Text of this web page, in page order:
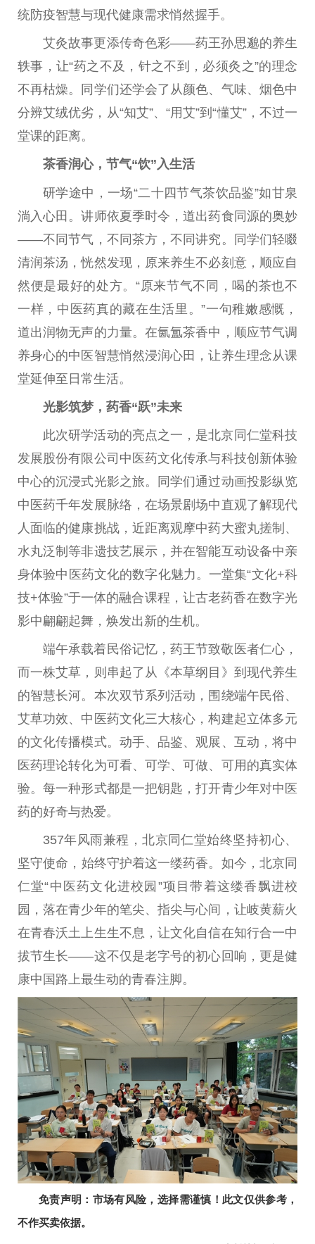
统防疫智慧与现代健康需求悄然握手。
艾灸故事更添传奇色彩——药王孙思邈的养生
轶事，让“药之不及，针之不到，必须灸之”的理念
不再枯燥。同学们还学会了从颜色、气味、 烟色中
分辨艾绒优劣，从“知艾”、“用艾”到“懂艾”，不过一
堂课的距离。
茶香润心，节气“饮”入生活
研学途中，一场“二十四节气茶饮品鉴”如甘泉
淌入心田。讲师依夏季时令，道出药食同源的奥妙
——不同节气，不同茶方，不同讲究。同学们轻啜
清润茶汤，恍然发现，原来养生不必刻意，顺应自
然便是最好的处方。“原来节气不同，喝的茶也不
一样， 中医药真的藏在生活里。”一句稚嫩感慨，
道出润物无声的力量。在氤氲茶香中，顺应节气调
养身心的中医智慧悄然浸润心田，让养生理念从课
堂延伸至日常生活。
光影筑梦，药香“跃”未来
此次研学活动的亮点之一，是北京同仁堂科技
发展股份有限公司 中医药文化传承与科技创新体验
中心的沉浸式光影之旅。同学们通过动画投影纵览
中医药千年发展脉络，在场景剧场中直观了解现代
人面临的健康挑战， 近距离观摩中药大蜜丸搓制、
水丸泛制等非遗技艺展示，并在智能互动设备中亲
身体验中医药文化的数字化魅力。一堂集“文化+科
技+体验”于一体的融合课程，让古老药香在数字光
影中翩翩起舞，焕发出新的生机。
端午承载着民俗记忆，药王节致敬医者仁心，
而一株艾草，则串起了从《本草纲目》到现代养生
的智慧长河。本次双节系列活动，围绕端午民俗、
艾草功效、 中医药文化三大核心，构建起立体多元
的文化传播模式。动手、品鉴、观展、互动，将中
医药理论转化为可看、可学、可做、可用的真实体
验。每一种形式都是一把钥匙，打开青少年对中医
药的好奇与热爱。
357年风雨兼程，北京同仁堂始终坚持初心、
坚守使命 ，始终守护着这一缕药香。如今，北京同
仁堂“中医药文化进校园”项目带着这缕香飘进校
园，落在青少年的笔尖、指尖与心间，让岐黄薪火
在青春沃土上生生不息，让文化自信在知行合一中
拔节生长——这不仅是老字号的初心 回响，更是健
康中国 路上最生动的青春注脚。
免责声明：市场有风险，选择需谨慎！此文仅供参考，
不作买卖依据。